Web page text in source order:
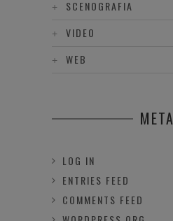
SCENOGRAFIA
VIDEO
WEB
META
LOG IN
ENTRIES FEED
COMMENTS FEED